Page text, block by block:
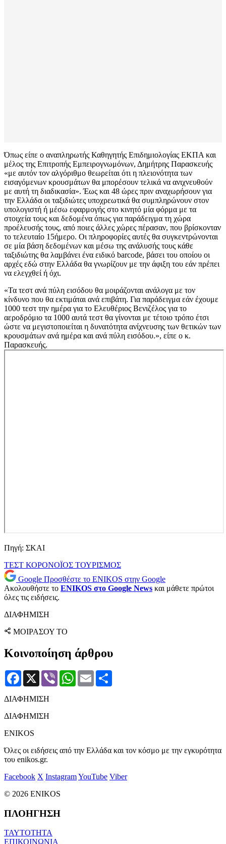
Όπως είπε ο αναπληρωτής Καθηγητής Επιδημιολογίας ΕΚΠΑ και
μέλος της Επιτροπής Εμπειρογνωμόνων, Δημήτρης Παρασκευής
«με αυτόν τον αλγόριθμο θεωρείται ότι η πλειονότητα των
εισαγόμενων κρουσμάτων θα μπορέσουν τελικά να ανιχνευθούν
με αυτή τη διαδικασία». Έως και 48 ώρες πριν αναχωρήσουν για
την Ελλάδα οι ταξιδιώτες υποχρεωτικά θα συμπληρώνουν στον
υπολογιστή ή μέσω εφαρμογής στο κινητό μία φόρμα με τα
στοιχεία τους και δεδομένα όπως για παράδειγμα τη χώρα
προέλευσής τους, από ποιες άλλες χώρες πέρασαν, που βρίσκονταν
το τελευταίο 15ήμερο. Οι πληροφορίες αυτές θα συγκεντρώνονται
σε μία βάση δεδομένων και μέσω της ανάλυσής τους κάθε
ταξιδιώτης θα λαμβάνει ένα ειδικό barcode, βάσει του οποίου οι
αρχές εδώ στην Ελλάδα θα γνωρίζουν με την άφιξη του εάν πρέπει
να ελεγχθεί ή όχι.
«Τα τεστ ανά πύλη εισόδου θα μοιράζονται ανάλογα με τον
κίνδυνο που θα εκτιμάται ανά επιβάτη. Για παράδειγμα εάν έχουμε
1000 τεστ την ημέρα για το Ελευθέριος Βενιζέλος για το
αεροδρόμιο τα 1000 αυτά τεστ θα γίνονται με τέτοιο τρόπο έτσι
ώστε να μεγιστοποιείται η δυνατότητα ανίχνευσης των θετικών των
κρουσμάτων ανά ημέρα και ανά πύλη εισόδου.», είπε ο κ.
Παρασκευής.
Πηγή: ΣΚΑΙ
ΤΕΣΤ ΚΟΡΟΝΟΪΟΣ ΤΟΥΡΙΣΜΟΣ
Google Προσθέστε το ENIKOS στην Google
Ακολουθήστε το ENIKOS στο Google News και μάθετε πρώτοι
όλες τις ειδήσεις.
ΔΙΑΦΗΜΙΣΗ
ΜΟΙΡΑΣΟΥ ΤΟ
Κοινοποίηση άρθρου
Facebook
X Viber WhatsApp
Email
ΔΙΑΦΗΜΙΣΗ
ΔΙΑΦΗΜΙΣΗ
ENIKOS
Όλες οι ειδήσεις από την Ελλάδα και τον κόσμο με την εγκυρότητα
του enikos.gr.
Facebook X InstagramYouTube Viber
© 2026 ENIKOS
ΠΛΟΗΓΗΣΗ
ΤΑΥΤΟΤΗΤΑ
ΕΠΙΚΟΙΝΩΝΙΑ